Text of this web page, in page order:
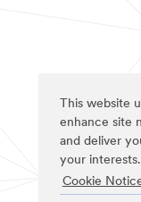
This website
enhance site
and deliver
your interests.
Cookie